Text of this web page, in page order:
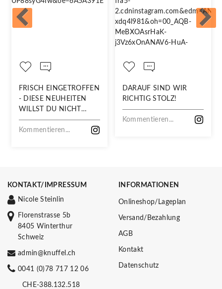
FRISCH EINGETROFFEN
- DIESE NEUHEITEN
WILLST DU NICHT
VERPASSEN!
Kommentieren...
DARAUF SIND WIR
RICHTIG STOLZ!
Kommentieren...
KONTAKT/IMPRESSUM
Nicole Steinlin
Florenstrasse 5b
8405 Winterthur
Schweiz
admin@knuffel.ch
0041 (0)78 717 12 06
CHE-388.132.518
INFORMATIONEN
Onlineshop/Lageplan
Versand/Bezahlung
AGB
Kontakt
Datenschutz